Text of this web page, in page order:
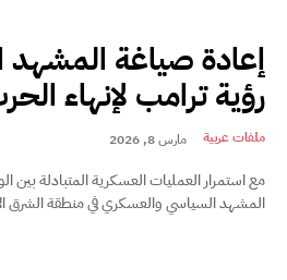
إعادة صياغة المشهد
رؤية ترامب لإنهاء
ملفات عربية مارس 8, 2026
مع استمرار العمليات العسكرية المتبادلة بين
المشهد السياسي والعسكري في منطقة